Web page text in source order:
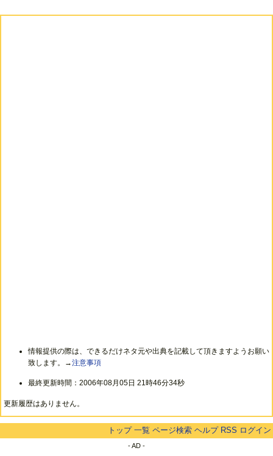
情報提供の際は、できるだけネタ元や出典を記載して頂きますようお願い
致します。→注意事項
最終更新時間：2006年08月05日 21時46分34秒
更新履歴はありません。
トップ 一覧 ページ検索 ヘルプ RSS ログイン
- AD -